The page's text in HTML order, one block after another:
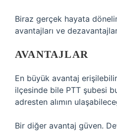
Biraz gerçek hayata
avantajları ve
AVANTAJLAR
En büyük avantaj
ilçesinde bile PTT şubesi
adresten alımın
Bir diğer avantaj güven.